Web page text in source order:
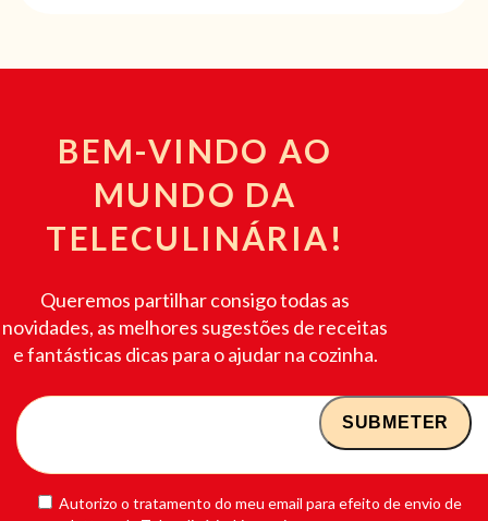
BEM-VINDO AO
MUNDO DA
TELECULINÁRIA!
Queremos partilhar consigo todas as
novidades, as melhores sugestões de receitas
e fantásticas dicas para o ajudar na cozinha.
Autorizo o tratamento do meu email para efeito de envio de